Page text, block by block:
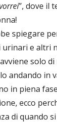
”, dove il
spiegare
e altri
solo
andando in
in piena
ecco
di quando